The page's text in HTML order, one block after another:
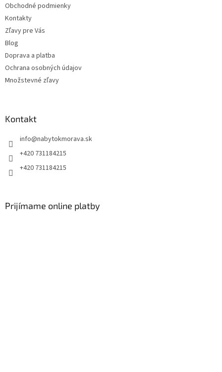
Obchodné podmienky
Kontakty
Zľavy pre Vás
Blog
Doprava a platba
Ochrana osobných údajov
Množstevné zľavy
Kontakt
info@nabytokmorava.sk
+420 731184215
+420 731184215
Prijímame online platby